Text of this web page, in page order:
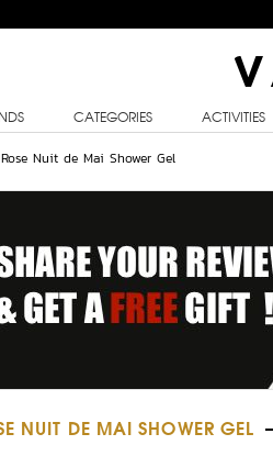
CATEGORIES ACTIVITIES
Rose Nuit de Mai Shower Gel
NUIT DE MAI SHOWER GEL